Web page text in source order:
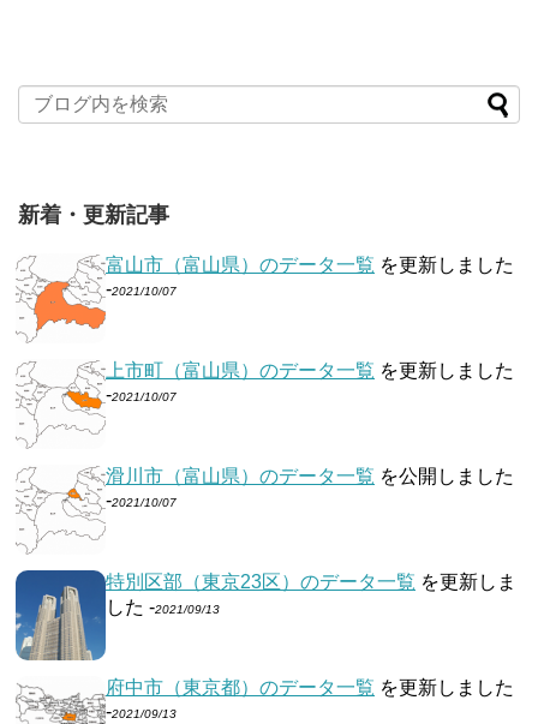
新着・更新記事
富山市（富山県）のデータ一覧 を更新しました
-2021/10/07
上市町（富山県）のデータ一覧 を更新しました
-2021/10/07
滑川市（富山県）のデータ一覧 を公開しました
-2021/10/07
特別区部（東京23区）のデータ一覧 を更新しま
した -2021/09/13
府中市（東京都）のデータ一覧 を更新しました
-2021/09/13